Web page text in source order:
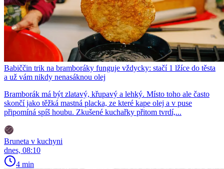
Babiččin trik na bramboráky funguje vždycky: stačí 1 lžíce do těsta
a už vám nikdy nenasáknou olej
Bramborák má být zlatavý, křupavý a lehký. Místo toho ale často
skončí jako těžká mastná placka, ze které kape olej a v puse
připomíná spíš houbu. Zkušené kuchařky přitom tvrdí,...
Bruneta v kuchyni
dnes, 08:10
4 min